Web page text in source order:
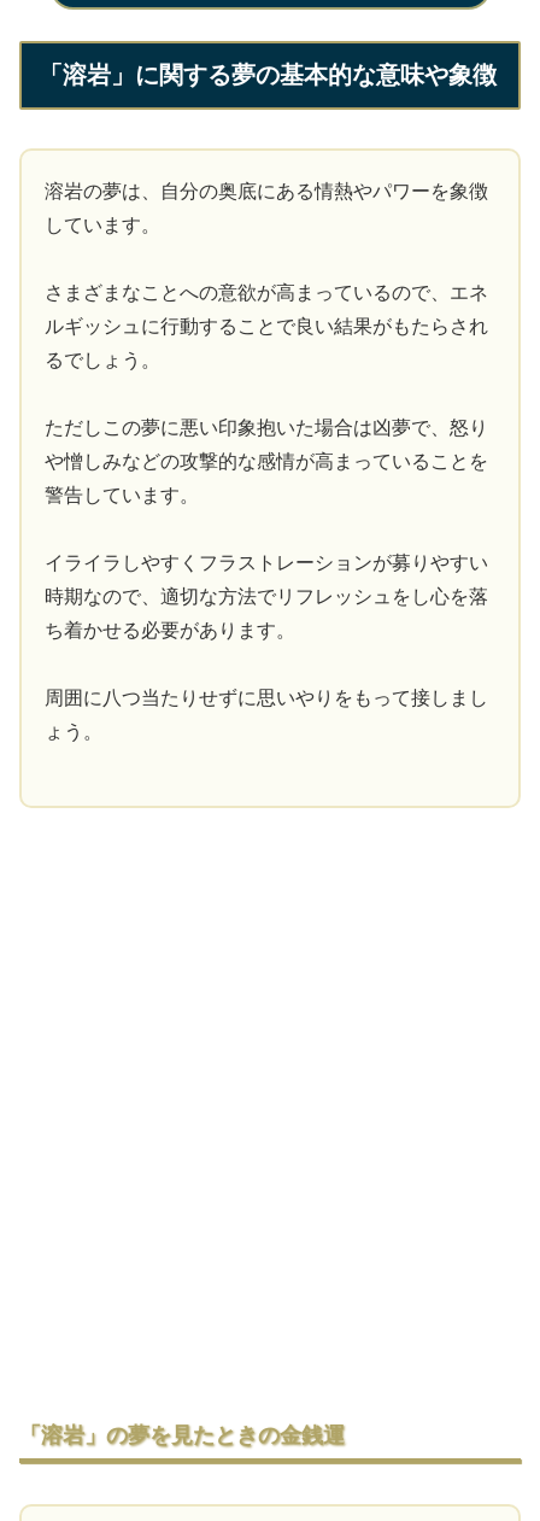
「溶岩」に関する夢の基本的な意味や象徴
溶岩の夢は、自分の奥底にある情熱やパワーを象徴
しています。
さまざまなことへの意欲が高まっているので、エネ
ルギッシュに行動することで良い結果がもたらされ
るでしょう。
ただしこの夢に悪い印象抱いた場合は凶夢で、怒り
や憎しみなどの攻撃的な感情が高まっていることを
警告しています。
イライラしやすくフラストレーションが募りやすい
時期なので、適切な方法でリフレッシュをし心を落
ち着かせる必要があります。
周囲に八つ当たりせずに思いやりをもって接しまし
ょう。
「溶岩」の夢を見たときの金銭運